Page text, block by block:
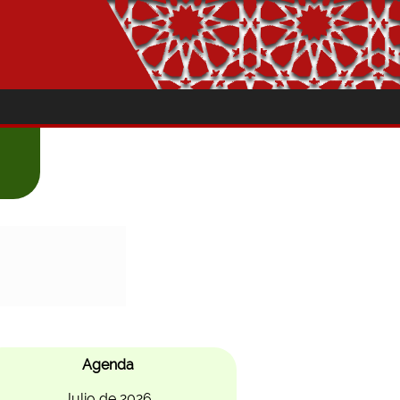
Agenda